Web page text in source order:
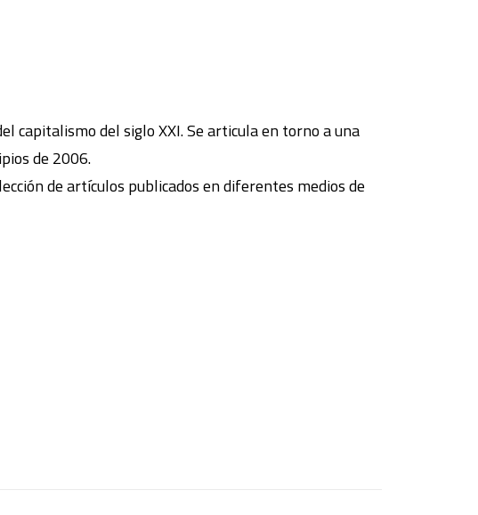
capitalismo del siglo XXI. Se articula en torno a una
de 2006.
de artículos publicados en diferentes medios de